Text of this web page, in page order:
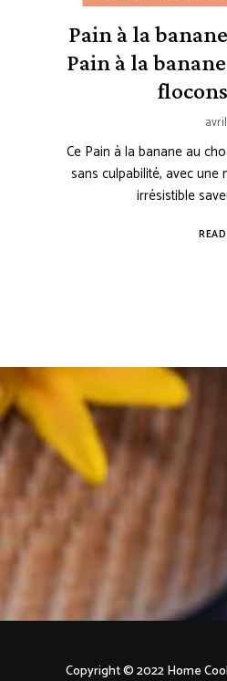
Pain à la
Pain à la
Ce Pain à la banane au
sans culpabilité, avec
irrésistible
Copyright © 2022 Home